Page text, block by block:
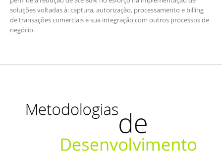
soluções voltadas à: captura, autorização, processamento e billing
de transações comerciais e sua integração com outros processos de
negócio.